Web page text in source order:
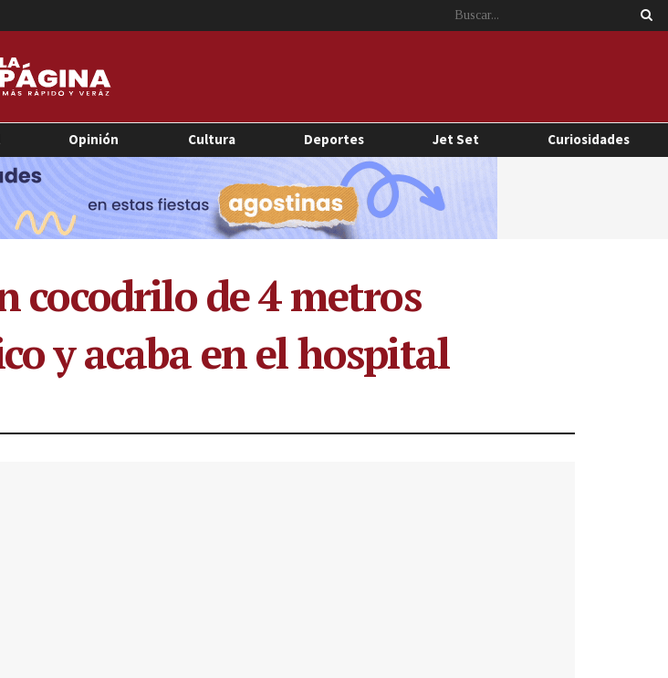
Opinión Cultura Deportes Jet Set Curiosidades
cocodrilo de 4 metros
y acaba en el hospital